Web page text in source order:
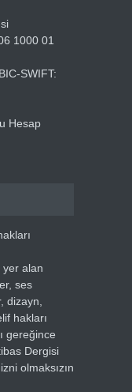
1000 01
SWIFT:
Hesap
yer alan
ses
dizayn,
hakları
gereğince
Dergisi
olmaksızın